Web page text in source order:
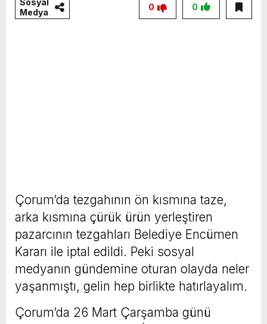
Medya
0
0
Çorum’da tezgahının ön kısmına taze,
arka kısmına çürük ürün yerleştiren
pazarcının tezgahları Belediye Encümen
Kararı ile iptal edildi. Peki sosyal
medyanın gündemine oturan olayda neler
yaşanmıştı, gelin hep birlikte hatırlayalım.
Çorum’da 26 Mart Çarşamba günü